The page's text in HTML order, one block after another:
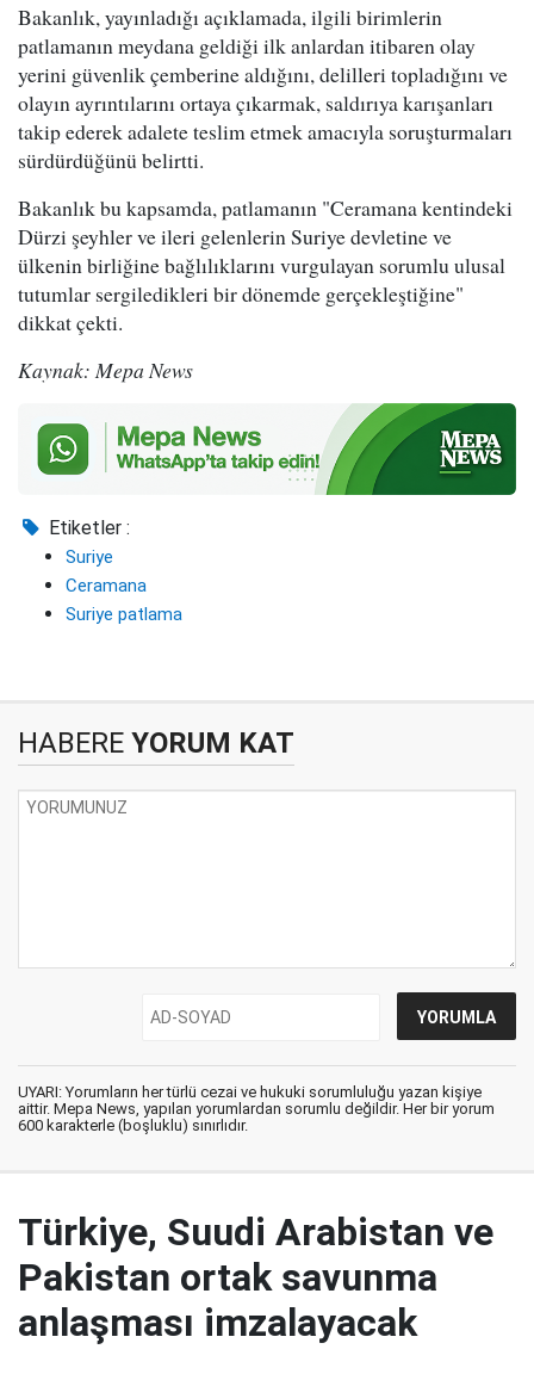
Bakanlık, yayınladığı açıklamada, ilgili birimlerin
patlamanın meydana geldiği ilk anlardan itibaren olay
yerini güvenlik çemberine aldığını, delilleri topladığını ve
olayın ayrıntılarını ortaya çıkarmak, saldırıya karışanları
takip ederek adalete teslim etmek amacıyla soruşturmaları
sürdürdüğünü belirtti.
Bakanlık bu kapsamda, patlamanın "Ceramana kentindeki
Dürzi şeyhler ve ileri gelenlerin Suriye devletine ve
ülkenin birliğine bağlılıklarını vurgulayan sorumlu ulusal
tutumlar sergiledikleri bir dönemde gerçekleştiğine"
dikkat çekti.
Kaynak: Mepa News
Etiketler :
Suriye
Ceramana
Suriye patlama
HABERE YORUM KAT
UYARI: Yorumların her türlü cezai ve hukuki sorumluluğu yazan kişiye
aittir. Mepa News, yapılan yorumlardan sorumlu değildir. Her bir yorum
600 karakterle (boşluklu) sınırlıdır.
Türkiye, Suudi Arabistan ve
Pakistan ortak savunma
anlaşması imzalayacak